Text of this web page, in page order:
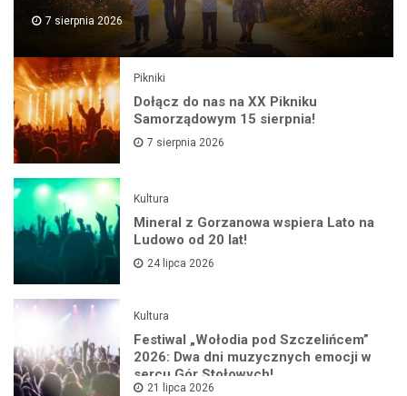
7 sierpnia 2026
Pikniki
Dołącz do nas na XX Pikniku
Samorządowym 15 sierpnia!
7 sierpnia 2026
Kultura
Mineral z Gorzanowa wspiera Lato na
Ludowo od 20 lat!
24 lipca 2026
Kultura
Festiwal „Wołodia pod Szczelińcem”
2026: Dwa dni muzycznych emocji w
sercu Gór Stołowych!
21 lipca 2026